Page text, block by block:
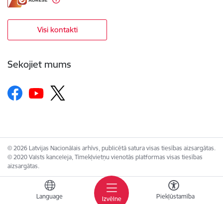
Izvēlne
Language Piekļūstamība
Visi kontakti
Sekojiet mums
© 2026 Latvijas Nacionālais arhīvs, publicētā satura visas tiesības aizsargātas.
© 2020 Valsts kanceleja, Tīmekļvietņu vienotās platformas visas tiesības
aizsargātas.